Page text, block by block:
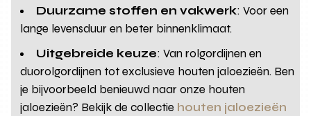
Duurzame stoffen en vakwerk: Voor een
lange levensduur en beter binnenklimaat.
Uitgebreide keuze: Van rolgordijnen en
duorolgordijnen tot exclusieve houten jaloezieën. Ben
je bijvoorbeeld benieuwd naar onze houten
jaloezieën? Bekijk de collectie houten jaloezieën